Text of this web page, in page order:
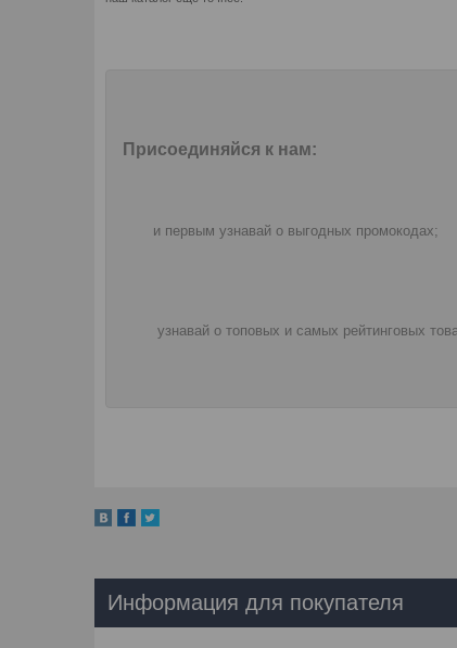
Присоединяйся к нам:
и первым узнавай о выгодных промокодах;
узнавай о топовых и самых рейтинговых
Информация для покупателя